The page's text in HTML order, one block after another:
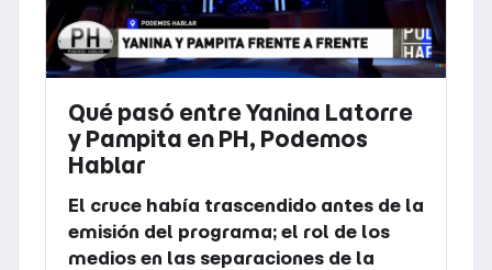
Qué pasó entre Yanina Latorre
y Pampita en PH, Podemos
Hablar
El cruce había trascendido antes de la
emisión del programa; el rol de los
medios en las separaciones de la